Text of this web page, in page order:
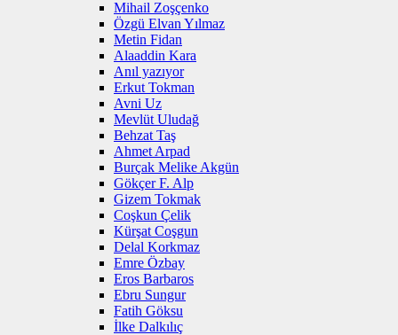
Mihail Zoşçenko
Özgü Elvan Yılmaz
Metin Fidan
Alaaddin Kara
Anıl yazıyor
Erkut Tokman
Avni Uz
Mevlüt Uludağ
Behzat Taş
Ahmet Arpad
Burçak Melike Akgün
Gökçer F. Alp
Gizem Tokmak
Coşkun Çelik
Kürşat Coşgun
Delal Korkmaz
Emre Özbay
Eros Barbaros
Ebru Sungur
Fatih Göksu
İlke Dalkılıç